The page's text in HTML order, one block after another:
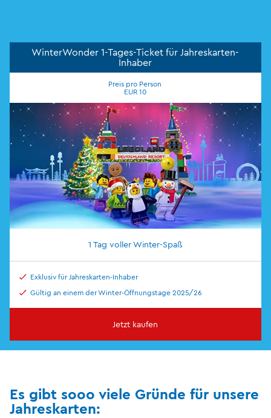
WinterWonder 1-Tages-Ticket für Jahreskarten-
Inhaber
Preis pro Person
EUR 10
1 Tag voller Winter-Spaß
Exklusiv für Jahreskarten-Inhaber
Gültig an einem der Winter-Öffnungstage 2025/26
Jetzt kaufen
Es gibt sooo viele Gründe für unsere
Jahreskarten: